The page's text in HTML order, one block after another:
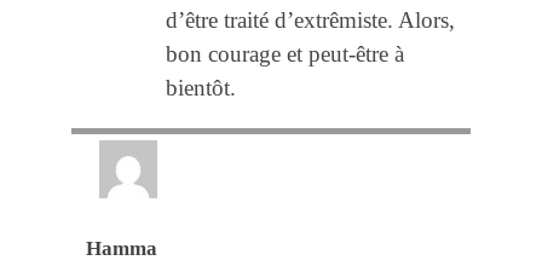
d’être traité d’extrêmiste. Alors,
bon courage et peut-être à
bientôt.
Hamma